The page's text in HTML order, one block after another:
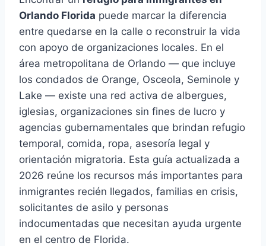
Orlando Florida puede marcar la diferencia
entre quedarse en la calle o reconstruir la vida
con apoyo de organizaciones locales. En el
área metropolitana de Orlando — que incluye
los condados de Orange, Osceola, Seminole y
Lake — existe una red activa de albergues,
iglesias, organizaciones sin fines de lucro y
agencias gubernamentales que brindan refugio
temporal, comida, ropa, asesoría legal y
orientación migratoria. Esta guía actualizada a
2026 reúne los recursos más importantes para
inmigrantes recién llegados, familias en crisis,
solicitantes de asilo y personas
indocumentadas que necesitan ayuda urgente
en el centro de Florida.